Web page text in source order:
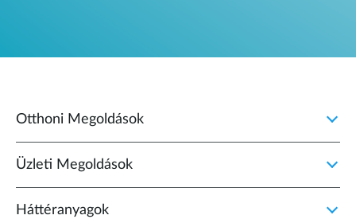
Otthoni Megoldások
Üzleti Megoldások
Háttéranyagok